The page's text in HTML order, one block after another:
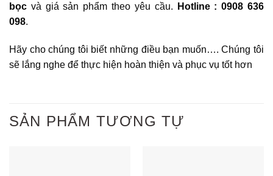
bọc và giá sản phẩm theo yêu cầu.
Hotline : 0908 636
098.
Hãy cho chúng tôi biết những điều bạn muốn…. Chúng tôi
sẽ lắng nghe để thực hiện hoàn thiện và phục vụ tốt hơn
SẢN PHẨM TƯƠNG TỰ